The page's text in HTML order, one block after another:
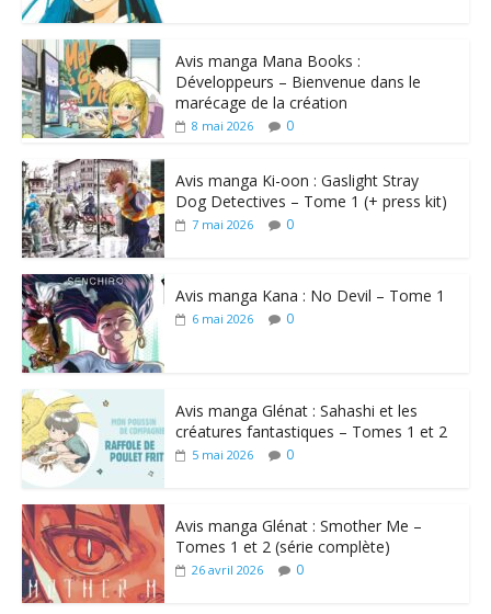
Avis manga Mana Books :
Développeurs – Bienvenue dans le
marécage de la création
8 mai 2026 0
Avis manga Ki-oon : Gaslight Stray
Dog Detectives – Tome 1 (+ press kit)
7 mai 2026 0
Avis manga Kana : No Devil – Tome 1
6 mai 2026 0
Avis manga Glénat : Sahashi et les
créatures fantastiques – Tomes 1 et 2
5 mai 2026 0
Avis manga Glénat : Smother Me –
Tomes 1 et 2 (série complète)
26 avril 2026 0